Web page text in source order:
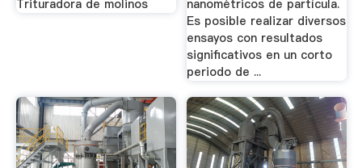
Trituradora de molinos
nanométricos de partícula.
Es posible realizar diversos
ensayos con resultados
significativos en un corto
periodo de ...